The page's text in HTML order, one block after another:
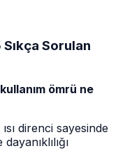
Sorulan
ömrü ne
direnci sayesinde